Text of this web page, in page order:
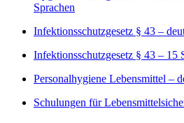
Sprachen
Infektionsschutzgesetz § 43 –
Infektionsschutzgesetz § 43 – 15
Personalhygiene Lebensmittel –
Schulungen für